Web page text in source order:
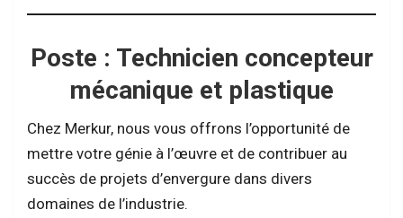
Poste : Technicien concepteur
mécanique et plastique
Chez Merkur, nous vous offrons l’opportunité de
mettre votre génie à l’œuvre et de contribuer au
succès de projets d’envergure dans divers
domaines de l’industrie.